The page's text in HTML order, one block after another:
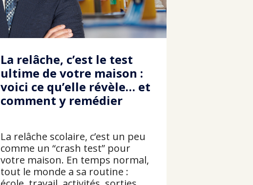
La relâche, c’est le test
ultime de votre maison :
voici ce qu’elle révèle… et
comment y remédier
La relâche scolaire, c’est un peu
comme un “crash test” pour
votre maison. En temps normal,
tout le monde a sa routine :